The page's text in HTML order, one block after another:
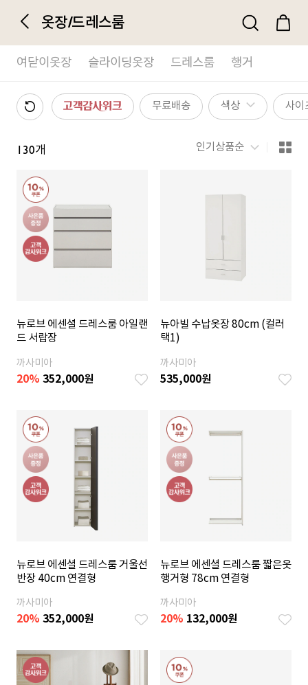
옷장/드레스룸
여닫이옷장 슬라이딩옷장 드레스룸 행거
무료배송 색상 사이
130개 인기상품순
정
뉴로브 에센셜 드레스룸 아일랜
드 서랍장
까사미아
20% 352,000원
뉴아빌 수납옷장 80cm (컬러
택1)
까사미아
535,000원
뉴로브 에센셜 드레스룸 거울선
반장 40cm 연결형
까사미아
20% 352,000원
뉴로브 에센셜 드레스룸 짧은옷
행거형 78cm 연결형
까사미아
20% 132,000원